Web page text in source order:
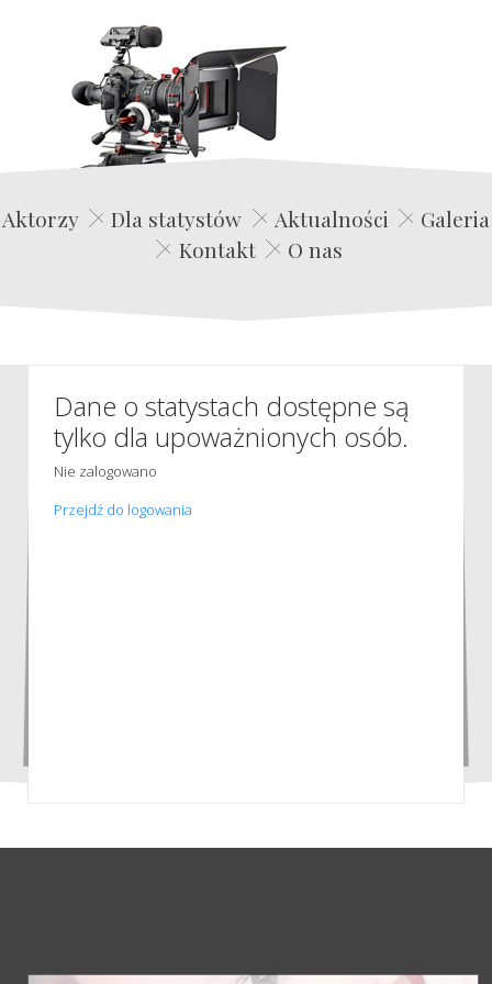
Edwin Film Agencja Aktorska
Aktorzy Dla statystów Aktualności
Galeria
Kontakt
O nas
Dane o statystach dostępne są
tylko dla upoważnionych osób.
Nie zalogowano
Przejdź do logowania